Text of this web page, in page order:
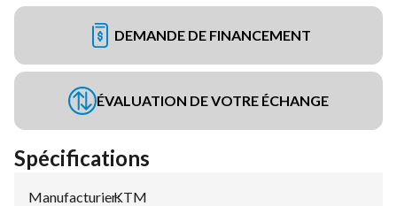
DEMANDE DE FINANCEMENT
ÉVALUATION DE VOTRE ÉCHANGE
Spécifications
Manufacturier:
KTM